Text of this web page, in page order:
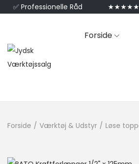
✅ Professionelle Råd ★★★★★
Forside
Forside / Værktøj & Udstyr / Løse